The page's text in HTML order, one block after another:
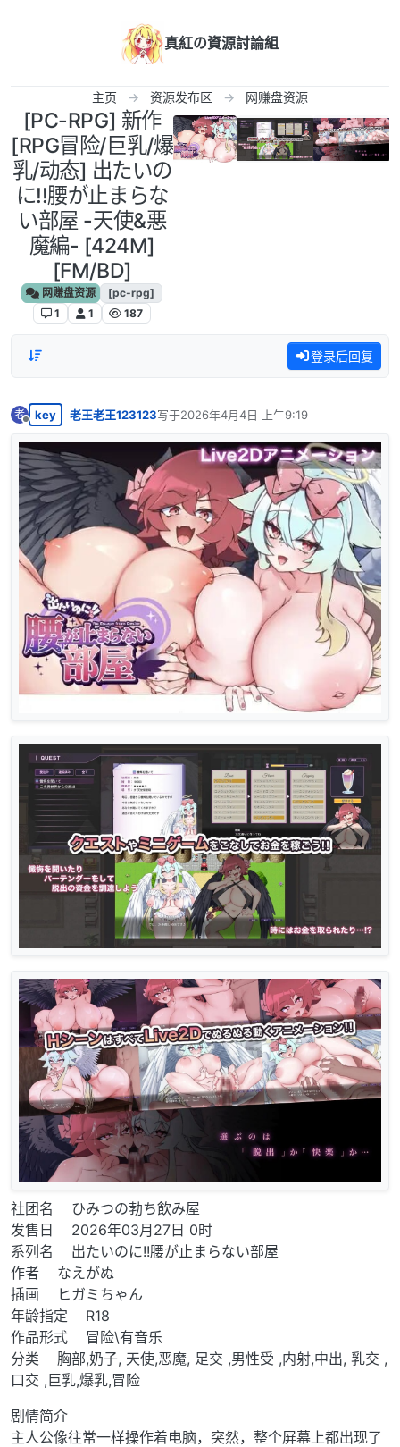
真紅の資源討論組
主页 资源发布区 网赚盘资源
[PC-RPG] 新作
[RPG冒险/巨乳/爆
乳/动态] 出たいの
に!!腰が止まらな
い部屋 -天使&悪
魔編- [424M]
[FM/BD]
网赚盘资源
[pc-rpg]
1
1 187
登录后回复
老
离线
key 老王老王123123写于2026年4月4日 上午9:19
最后由 编辑
社团名 ひみつの勃ち飲み屋
发售日 2026年03月27日 0时
系列名 出たいのに!!腰が止まらない部屋
作者 なえがぬ
插画 ヒガミちゃん
年龄指定 R18
作品形式 冒险\有音乐
分类 胸部,奶子, 天使,恶魔, 足交 ,男性受 ,内射,中出, 乳交 ,
口交 ,巨乳,爆乳,冒险
剧情简介
主人公像往常一样操作着电脑，突然，整个屏幕上都出现了